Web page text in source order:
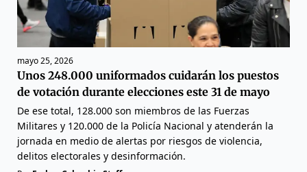
mayo 25, 2026
Unos 248.000 uniformados cuidarán los puestos
de votación durante elecciones este 31 de mayo
De ese total, 128.000 son miembros de las Fuerzas
Militares y 120.000 de la Policía Nacional y atenderán la
jornada en medio de alertas por riesgos de violencia,
delitos electorales y desinformación.